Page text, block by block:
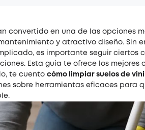
convertido en una de las opciones
y atractivo diseño. Sin
es importante seguir ciertos
Esta guía te ofrece los mejores
te cuento cómo limpiar suelos de
sobre herramientas eficaces para